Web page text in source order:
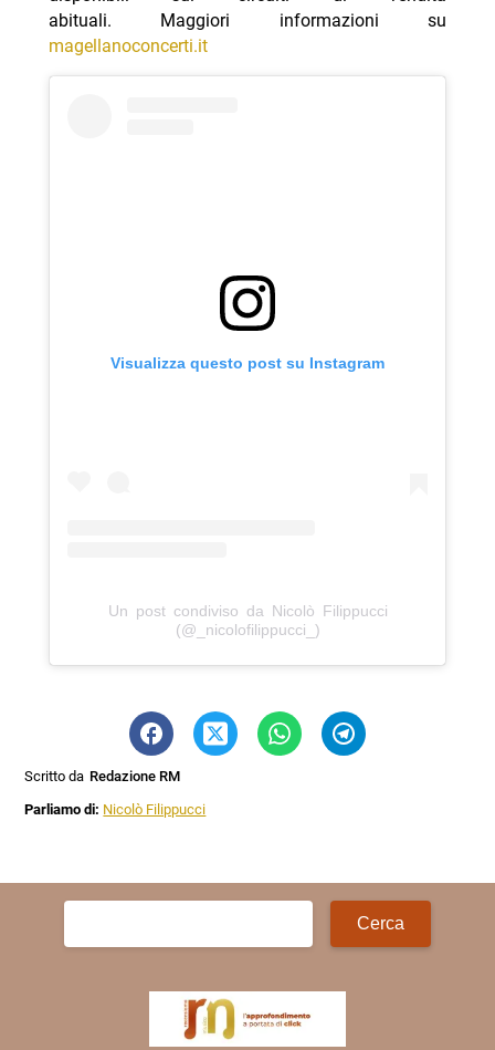
abituali. Maggiori informazioni su
magellanoconcerti.it
Visualizza questo post su Instagram
Un post condiviso da Nicolò Filippucci
(@_nicolofilippucci_)
Scritto da Redazione RM
Parliamo di: Nicolò Filippucci
Ricerca